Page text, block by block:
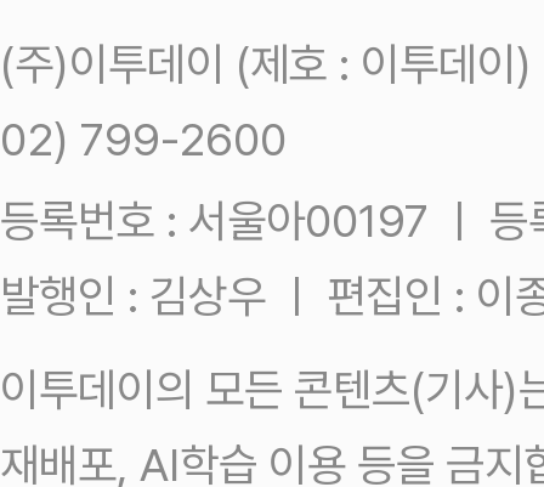
(주)이투데이 (제호 : 이투데
02) 799-2600
등록번호 : 서울아00197 ㅣ
발행인 : 김상우 ㅣ 편집인 : 이
이투데이의 모든 콘텐츠(기사)
재배포, AI학습 이용 등을 금지